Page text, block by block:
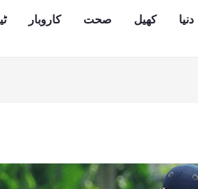
دنیا کھیل صحت کاروبار